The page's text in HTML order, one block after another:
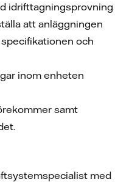
idrifttagningsprovning
att anläggningen
och
inom enheten
samt
med